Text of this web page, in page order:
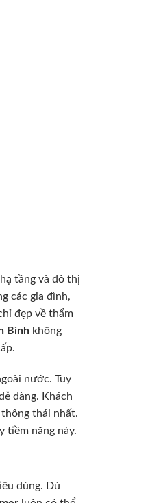
tầng và đô thị
các gia đình,
đẹp về thẩm
Bình không
nước. Tuy
dàng. Khách
thái nhất.
tiềm năng này.
dùng. Dù